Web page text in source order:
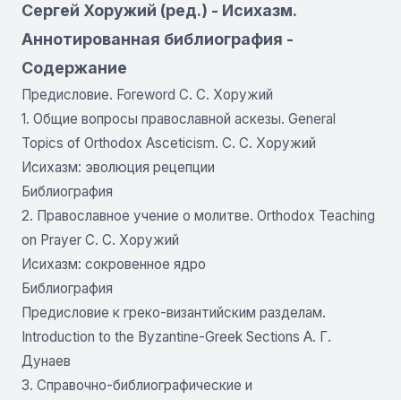
Сергей Хоружий (ред.) - Исихазм.
Аннотированная библиография -
Содержание
Предисловие. Foreword С. С. Хоружий
1. Общие вопросы православной аскезы. General
Topics of Orthodox Asceticism. С. С. Хоружий
Исихазм: эволюция рецепции
Библиография
2. Православное учение о молитве. Orthodox Teaching
on Prayer С. С. Хоружий
Исихазм: сокровенное ядро
Библиография
Предисловие к греко-византийским разделам.
Introduction to the Byzantine-Greek Sections А. Г.
Дунаев
3. Справочно-библиографические и